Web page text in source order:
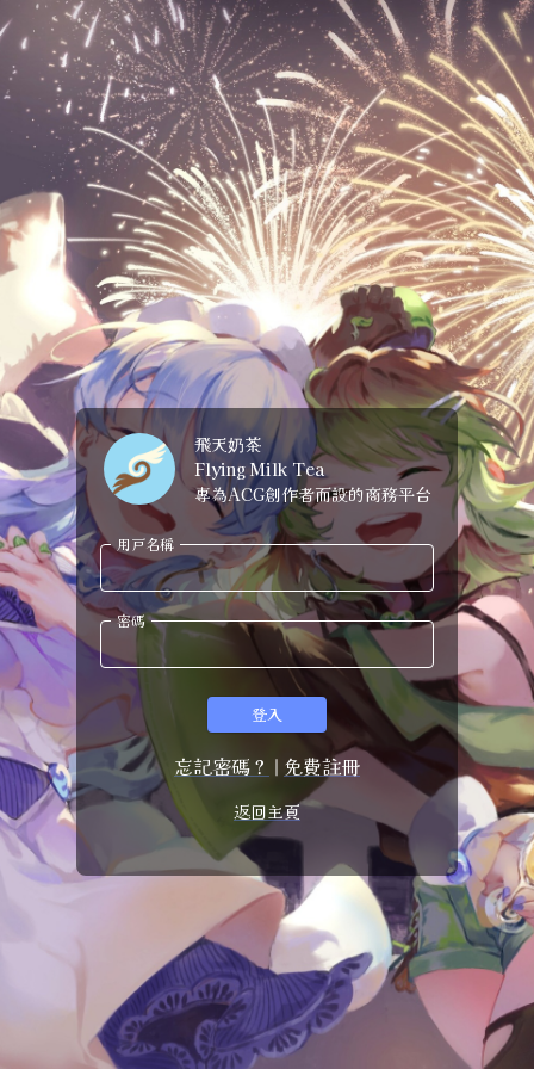
飛天奶茶
Flying Milk Tea
專為ACG創作者而設的商務平台
用戸名稱
密碼
登入
忘記密碼？ | 免費註冊
返回主頁